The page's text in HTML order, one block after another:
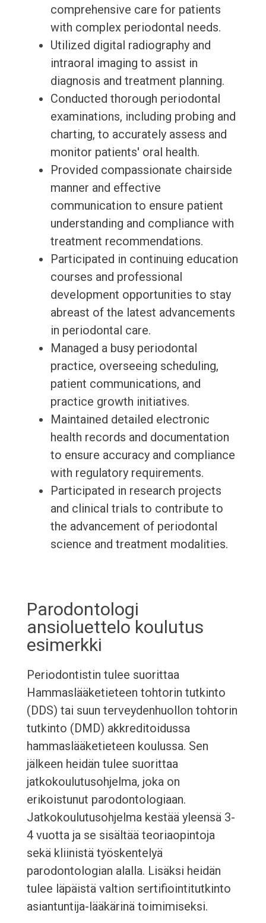
comprehensive care for patients
with complex periodontal needs.
Utilized digital radiography and
intraoral imaging to assist in
diagnosis and treatment planning.
Conducted thorough periodontal
examinations, including probing and
charting, to accurately assess and
monitor patients' oral health.
Provided compassionate chairside
manner and effective
communication to ensure patient
understanding and compliance with
treatment recommendations.
Participated in continuing education
courses and professional
development opportunities to stay
abreast of the latest advancements
in periodontal care.
Managed a busy periodontal
practice, overseeing scheduling,
patient communications, and
practice growth initiatives.
Maintained detailed electronic
health records and documentation
to ensure accuracy and compliance
with regulatory requirements.
Participated in research projects
and clinical trials to contribute to
the advancement of periodontal
science and treatment modalities.
Parodontologi
ansioluettelo koulutus
esimerkki
Periodontistin tulee suorittaa
Hammaslääketieteen tohtorin tutkinto
(DDS) tai suun terveydenhuollon tohtorin
tutkinto (DMD) akkreditoidussa
hammaslääketieteen koulussa. Sen
jälkeen heidän tulee suorittaa
jatkokoulutusohjelma, joka on
erikoistunut parodontologiaan.
Jatkokoulutusohjelma kestää yleensä 3-
4 vuotta ja se sisältää teoriaopintoja
sekä kliinistä työskentelyä
parodontologian alalla. Lisäksi heidän
tulee läpäistä valtion sertifiointitutkinto
asiantuntija-lääkärinä toimimiseksi.